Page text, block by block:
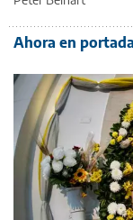
Ahora en portada